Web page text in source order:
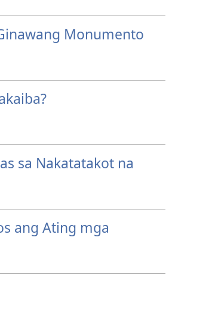
Monumento
sa Nakatatakot na
ang Ating mga